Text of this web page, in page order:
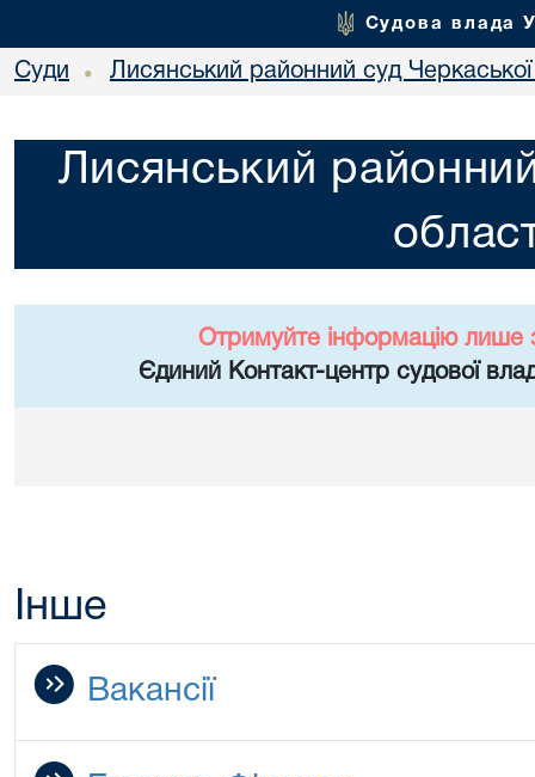
Судова влада
Суди • Лисянський районний суд Черкаської
Лисянський
Отримуйте інформацію лише
Єдиний Контакт-центр судової
Інше
Вакансії